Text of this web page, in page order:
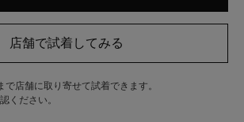
店舗に取り寄せて試着できます。
ください。